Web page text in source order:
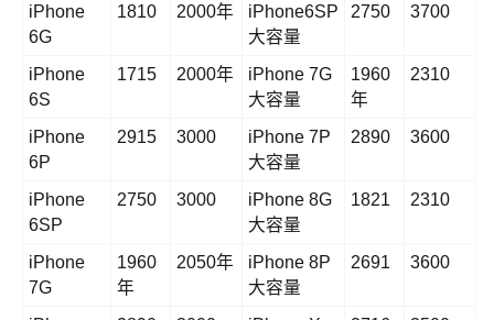
iPhone
6G
1810 2000年
iPhone6SP
大容量
2750 3700
iPhone
6S
1715 2000年
iPhone 7G
大容量
1960
年
2310
iPhone
6P
2915 3000
iPhone 7P
大容量
2890 3600
iPhone
6SP
2750 3000
iPhone 8G
大容量
1821 2310
iPhone
7G
1960
年
2050年
iPhone 8P
大容量
2691 3600